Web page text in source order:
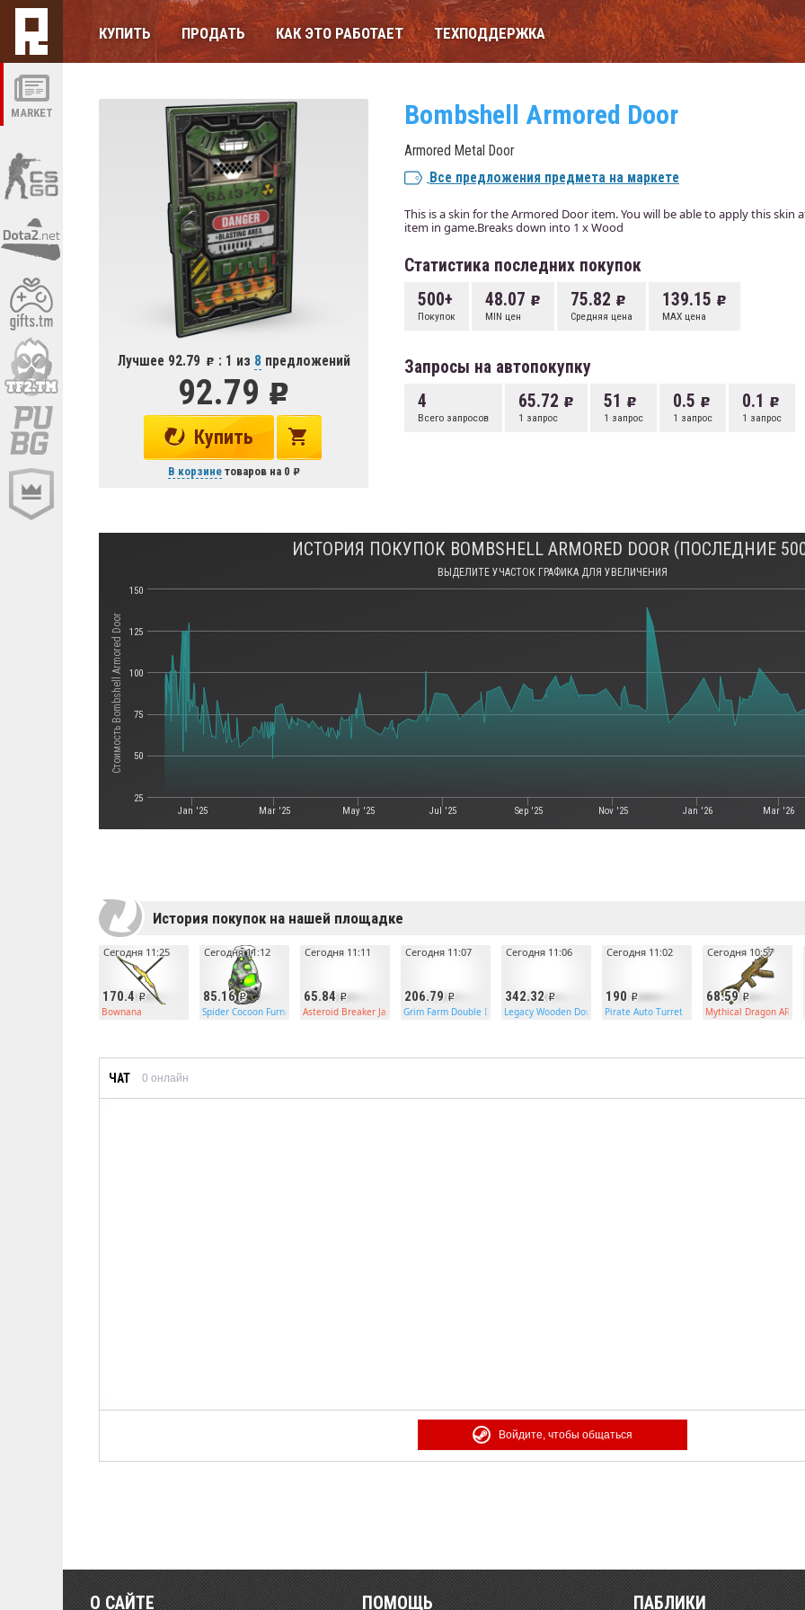
MARKET
КУПИТЬ ПРОДАТЬ КАК ЭТО РАБОТАЕТ ТЕХПОДДЕРЖКА
Лучшее 92.79 : 1 из 8 предложений
92.79
Купить
В корзинетоваров на 0
Bombshell Armored Door
Armored Metal Door
Все предложения предмета на маркете
This is a skin for the Armored Door item. You will be able to apply this skin
item in game.Breaks down into 1 x Wood
Статистика последних покупок
500+
Покупок
48.07
MIN цен
75.82
Средняя цена
139.15
MAX цена
Запросы на автопокупку
4
Всего запросов
65.72
1 запрос
51
1 запрос
0.5
1 запрос
0.1
1 запрос
Стоимость Bombshell Armored Door
ИСТОРИЯ ПОКУПОК BOMBSHELL ARMORED DOOR (ПОСЛЕДНИЕ
ВЫДЕЛИТЕ УЧАСТОК ГРАФИКА ДЛЯ УВЕЛИЧЕНИЯ
Jan '25 Mar '25 May '25 Jul '25 Sep '25 Nov '25 Jan '26 Mar '26
25
50
75
100
125
150
История покупок на нашей площадке
170.4
Сегодня 11:25
Bownana
85.16
Сегодня 11:12
Spider Cocoon Furnace
65.84
Сегодня 11:11
Asteroid Breaker Jackhammer
206.79
Сегодня 11:07
Grim Farm Double Door
342.32
Сегодня 11:06
Legacy Wooden Double Door
190
Сегодня 11:02
Pirate Auto Turret
68.59
Сегодня 10:57
Mythical Dragon AR
ЧАТ 0 онлайн
Войдите, чтобы общаться
О САЙТЕ ПОМОЩЬ ПАБЛИКИ